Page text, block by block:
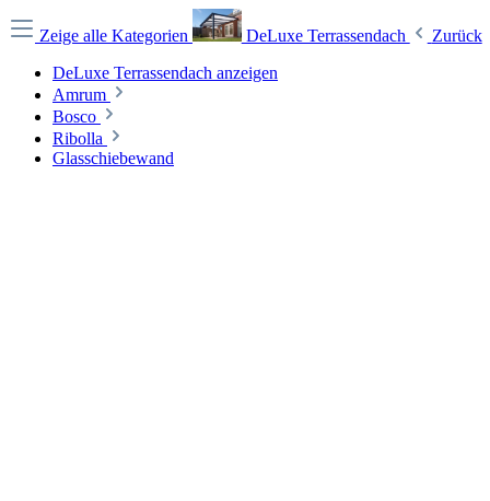
Zeige alle Kategorien DeLuxe Terrassendach
Zurück
DeLuxe Terrassendach anzeigen
Amrum
Bosco
Ribolla
Glasschiebewand